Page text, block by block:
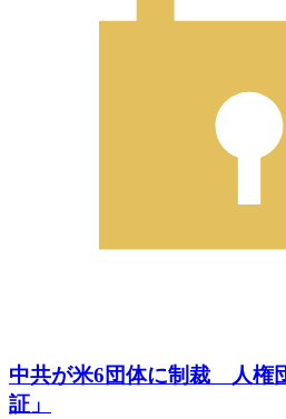
中共が米6団体に制裁 人権
証」